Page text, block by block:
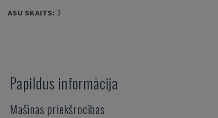
ASU SKAITS: 3
Papildus informācija
Mašīnas priekšrocības